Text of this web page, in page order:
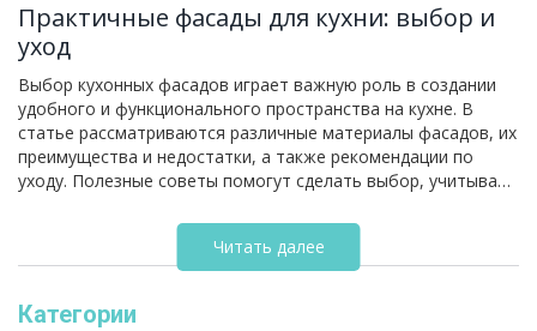
Практичные фасады для кухни: выбор и
уход
Выбор кухонных фасадов играет важную роль в создании
удобного и функционального пространства на кухне. В
статье рассматриваются различные материалы фасадов, их
преимущества и недостатки, а также рекомендации по
уходу. Полезные советы помогут сделать выбор, учитывая
Читать далее
Категории